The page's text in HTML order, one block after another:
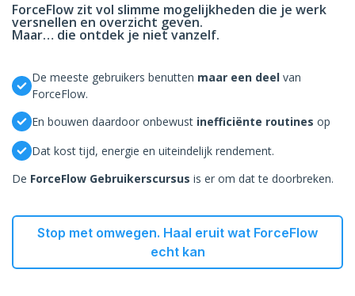
ForceFlow zit vol slimme mogelijkheden die je werk
versnellen en overzicht geven.
Maar… die ontdek je niet vanzelf.
De meeste gebruikers benutten maar een deel van
ForceFlow.
En bouwen daardoor onbewust inefficiënte routines op
Dat kost tijd, energie en uiteindelijk rendement.
De ForceFlow Gebruikerscursus is er om dat te doorbreken.
Stop met omwegen. Haal eruit wat ForceFlow
echt kan